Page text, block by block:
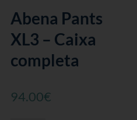
Abena Pants
XL3 – Caixa
completa
94.00€